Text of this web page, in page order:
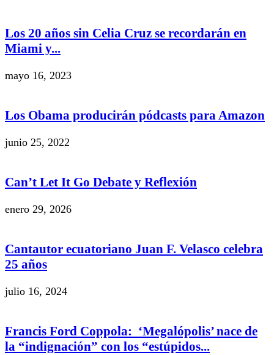
Los 20 años sin Celia Cruz se recordarán en
Miami y...
mayo 16, 2023
Los Obama producirán pódcasts para Amazon
junio 25, 2022
Can’t Let It Go Debate y Reflexión
enero 29, 2026
Cantautor ecuatoriano Juan F. Velasco celebra
25 años
julio 16, 2024
Francis Ford Coppola: ‘Megalópolis’ nace de
la “indignación” con los “estúpidos...